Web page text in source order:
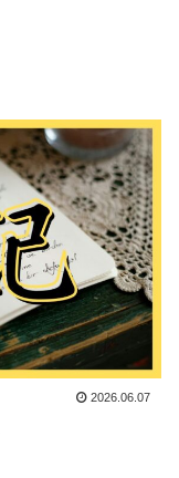
2026.06.07